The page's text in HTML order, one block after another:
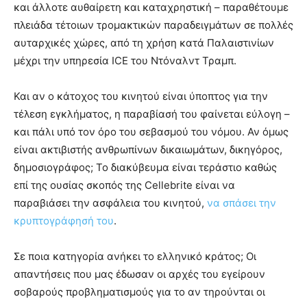
και άλλοτε αυθαίρετη και καταχρηστική – παραθέτουμε
πλειάδα τέτοιων τρομακτικών παραδειγμάτων σε πολλές
αυταρχικές χώρες, από τη χρήση κατά Παλαιστινίων
μέχρι την υπηρεσία ICE του Ντόναλντ Τραμπ.
Και αν ο κάτοχος του κινητού είναι ύποπτος για την
τέλεση εγκλήματος, η παραβίασή του φαίνεται εύλογη –
και πάλι υπό τον όρο του σεβασμού του νόμου. Αν όμως
είναι ακτιβιστής ανθρωπίνων δικαιωμάτων, δικηγόρος,
δημοσιογράφος; Το διακύβευμα είναι τεράστιο καθώς
επί της ουσίας σκοπός της Cellebrite είναι να
παραβιάσει την ασφάλεια του κινητού, να σπάσει την
κρυπτογράφησή του.
Σε ποια κατηγορία ανήκει το ελληνικό κράτος; Οι
απαντήσεις που μας έδωσαν οι αρχές του εγείρουν
σοβαρούς προβληματισμούς για το αν τηρούνται οι